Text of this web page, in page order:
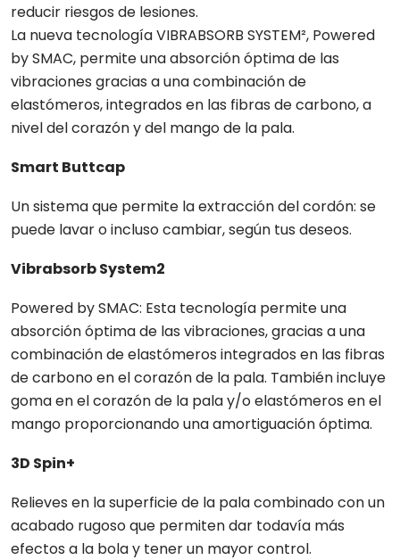
reducir riesgos de lesiones.
La nueva tecnología VIBRABSORB SYSTEM², Powered
by SMAC, permite una absorción óptima de las
vibraciones gracias a una combinación de
elastómeros, integrados en las fibras de carbono, a
nivel del corazón y del mango de la pala.
Smart Buttcap
Un sistema que permite la extracción del cordón: se
puede lavar o incluso cambiar, según tus deseos.
Vibrabsorb System2
Powered by SMAC: Esta tecnología permite una
absorción óptima de las vibraciones, gracias a una
combinación de elastómeros integrados en las fibras
de carbono en el corazón de la pala. También incluye
goma en el corazón de la pala y/o elastómeros en el
mango proporcionando una amortiguación óptima.
3D Spin+
Relieves en la superficie de la pala combinado con un
acabado rugoso que permiten dar todavía más
efectos a la bola y tener un mayor control.